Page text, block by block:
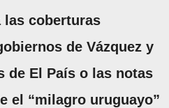
las coberturas
de Vázquez y
de El País o las notas
el “milagro uruguayo”